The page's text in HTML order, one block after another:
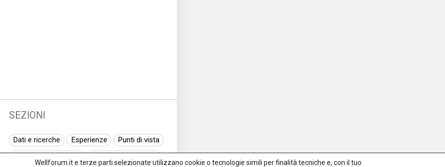
SEZIONI
Dati e ricerche Esperienze
Punti di vista
Wellforum.it e terze parti selezionate utilizzano cookie o tecnologie simili per finalità tecniche e, con il tuo